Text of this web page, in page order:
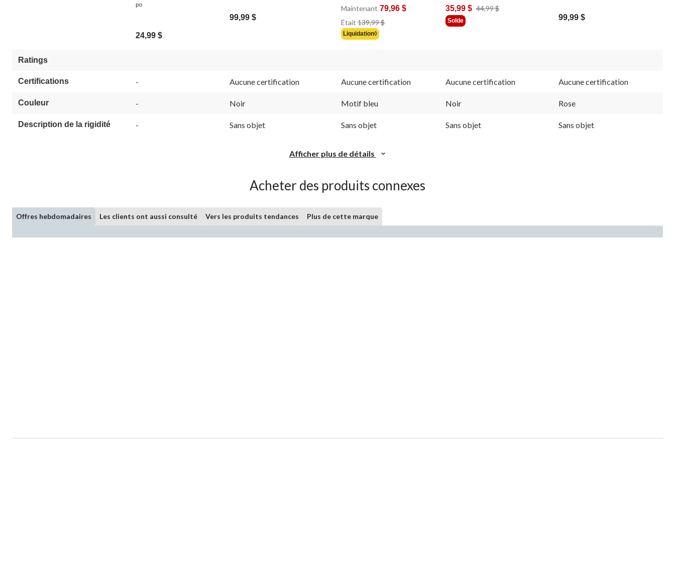
po
24,99 $
99,99 $
Maintenant 79,96 $
Était 139,99 $
Liquidation◊
35,99 $ 44,99 $Prix
Solde 99,99 $
Ratings
Certifications - Aucune certification Aucune certification Aucune certification Aucune certification
Couleur - Noir Motif bleu Noir Rose
Description de la rigidité - Sans objet Sans objet Sans objet Sans objet
Afficher plus de détails
Acheter des produits connexes
Offres hebdomadaires Les clients ont aussi consulté Vers les produits tendances Plus de cette marque